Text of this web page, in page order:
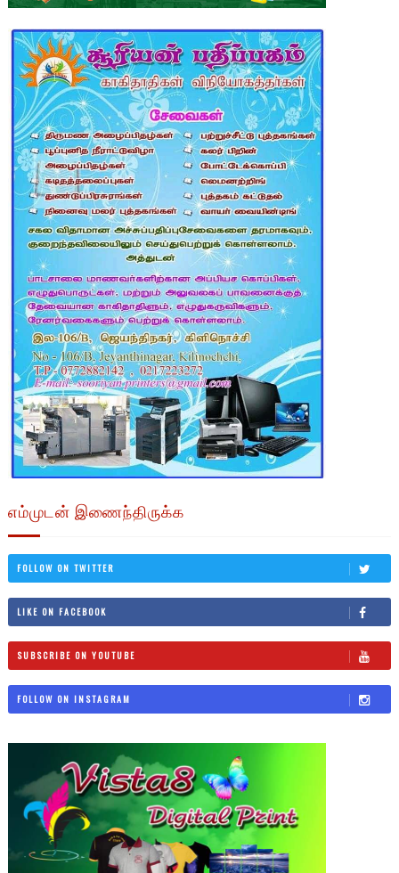
எம்முடன் இணைந்திருக்க
FOLLOW ON TWITTER
LIKE ON FACEBOOK
SUBSCRIBE ON YOUTUBE
FOLLOW ON INSTAGRAM